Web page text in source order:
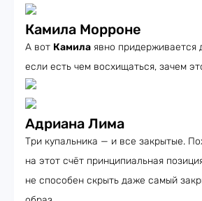
Камила Морроне
А вот Камила явно придерживается
если есть чем восхищаться, зачем
Адриана Лима
Три купальника — и все закрытые.
на этот счёт принципиальная
не способен скрыть даже самый